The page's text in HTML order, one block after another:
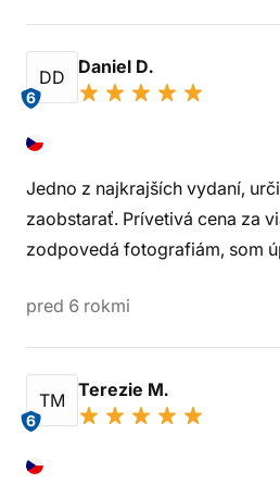
DD
6
Daniel D.
Jedno z najkrajších vydaní,
zaobstarať. Prívetivá cena za
zodpovedá fotografiám, som
pred 6 rokmi
TM
6
Terezie M.